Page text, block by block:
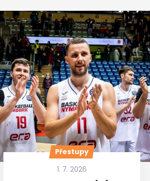
Přestupy
1. 7. 2026